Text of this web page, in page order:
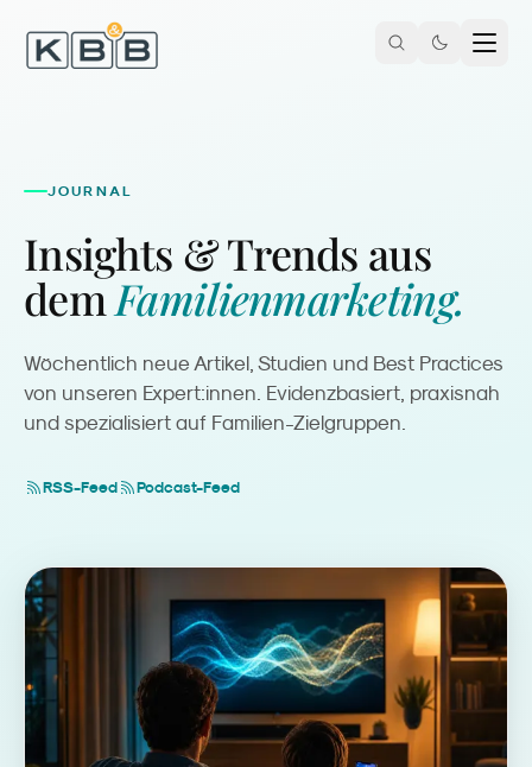
JOURNAL
Insights & Trends aus
demFamilienmarketing.
Wöchentlich neue Artikel, Studien und Best Practices
von unseren Expert:innen. Evidenzbasiert, praxisnah
und spezialisiert auf Familien-Zielgruppen.
RSS-Feed Podcast-Feed